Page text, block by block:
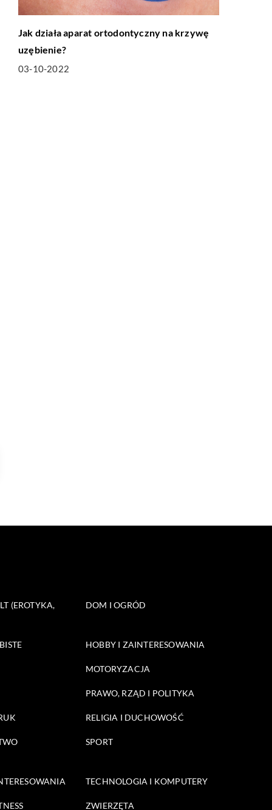
Jak działa aparat ortodontyczny na krzywę
uzębienie?
03-10-2022
(EROTYKA, DOM I OGRÓD
HOBBY I ZAINTERESOWANIA
MOTORYZACJA
PRAWO, RZĄD I POLITYKA
RELIGIA I DUCHOWOŚĆ
SPORT
TECHNOLOGIA I KOMPUTERY
ZWIERZĘTA